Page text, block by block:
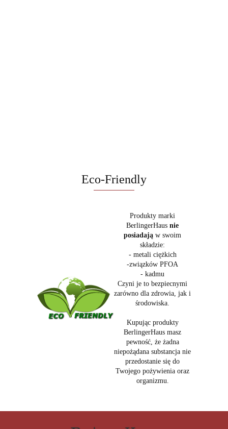
Eco-Friendly
Produkty marki
BerlingerHaus nie
posiadają w swoim
składzie:
- metali ciężkich
-związków PFOA
- kadmu
Czyni je to bezpiecnymi
zarówno dla zdrowia, jak i
środowiska.
Kupując produkty
BerlingerHaus masz
pewność, że żadna
niepożądana substancja nie
przedostanie się do
Twojego pożywienia oraz
organizmu.